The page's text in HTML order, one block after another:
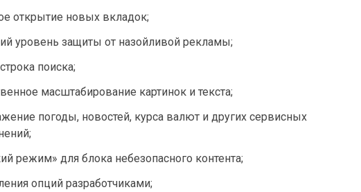
открытие новых вкладок;
уровень защиты от назойливой рекламы;
поиска;
масштабирование картинок и текста;
погоды, новостей, курса валют и других сервисных
режим» для блока небезопасного контента;
опций разработчиками;